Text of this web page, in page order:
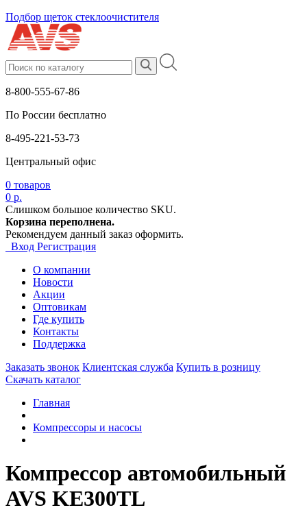
Подбор щеток стеклоочистителя
8-800-555-67-86
По России бесплатно
8-495-221-53-73
Центральный офис
0 товаров
0 р.
Слишком большое количество SKU.
Корзина переполнена.
Рекомендуем данный заказ оформить.
Вход Регистрация
О компании
Новости
Акции
Оптовикам
Где купить
Контакты
Поддержка
Заказать звонок Клиентская служба Купить в розницу
Скачать каталог
Главная
Компрессоры и насосы
Компрессор автомобильный
AVS KE300TL